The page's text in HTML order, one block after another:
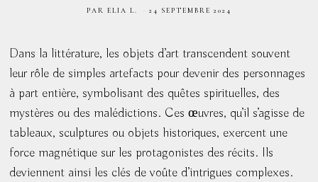
PAR ELIA L. 24 SEPTEMBRE 2024
Dans la littérature, les objets d’art transcendent souvent
leur rôle de simples artefacts pour devenir des personnages
à part entière, symbolisant des quêtes spirituelles, des
mystères ou des malédictions. Ces œuvres, qu’il s’agisse de
tableaux, sculptures ou objets historiques, exercent une
force magnétique sur les protagonistes des récits. Ils
deviennent ainsi les clés de voûte d’intrigues complexes.